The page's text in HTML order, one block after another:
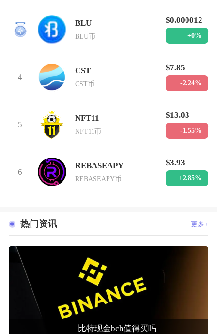
3
BLU
BLU币
$0.000012
+0%
4
CST
CST币
$7.85
-2.24%
5
NFT11
NFT11币
$13.03
-1.55%
6
REBASEAPY
REBASEAPY币
$3.93
+2.85%
热门资讯 更多+
比特现金bch值得买吗